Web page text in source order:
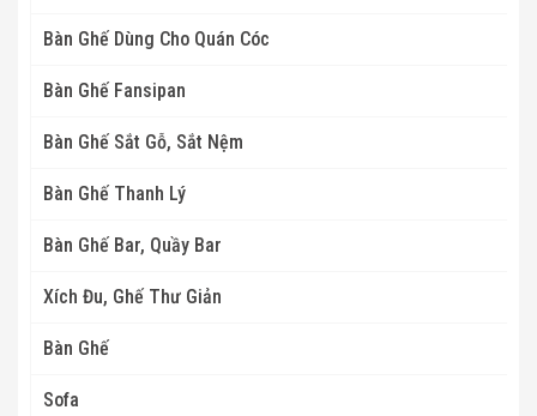
Bàn Ghế Dùng Cho Quán Cóc
Bàn Ghế Fansipan
Bàn Ghế Sắt Gỗ, Sắt Nệm
Bàn Ghế Thanh Lý
Bàn Ghế Bar, Quầy Bar
Xích Đu, Ghế Thư Giản
Bàn Ghế
Sofa